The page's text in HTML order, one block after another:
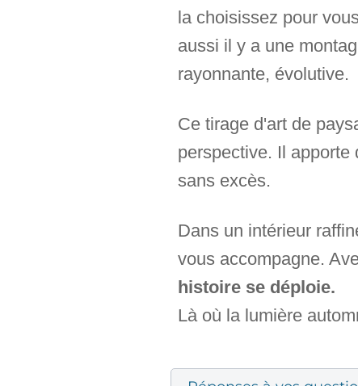
la choisissez pour
aussi il y a une
rayonnante, évolutive.
Ce tirage d'art de
perspective. Il
sans excès.
Dans un intérieur
vous accompagne.
histoire se déploie.
Là où la lumière